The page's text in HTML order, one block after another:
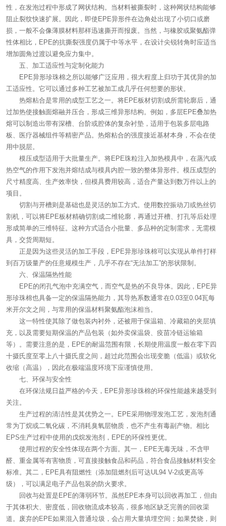
性，在发泡过程中形成了网状结构。当材料被撕裂时，这种网状结构能够
阻止裂纹快速扩展。因此，即使EPE异形件在边角处出现了小切口或磨
损，一般不会像薄膜材料那样迅速撕开而报废。当然，与橡胶或聚氨酯弹
性体相比，EPE的抗撕裂强度仍属于中等水平，在设计尖锐转角时应适当
增加圆角过渡以避免应力集中。
五、加工适应性与定制化能力
EPE异形珍珠棉之所以能够广泛应用，很大程度上归功于其优异的加
工适应性。它可以通过多种工艺被加工成几乎任何想要的形状。
热熔粘合是常用的成型工艺之一。将EPE板材切割成所需轮廓后，通
过加热使接触面熔融并压合，形成三维异形结构。例如，多层EPE叠加热
熔可以制造出带有深槽、台阶或腔体的复杂衬垫，适用于包装多层电路
板、医疗器械组件等精密产品。热熔粘合的强度接近基材本身，不会在使
用中脱层。
模压成型适用于大批量生产。将EPE珠粒注入加热模具中，在蒸汽或
热空气的作用下发泡并熔结成与模具内腔一致的整体异形件。模压成型的
尺寸精度高、生产效率快，但模具费用较高，适合产量达到数万件以上的
项目。
切割与开槽则是基础也是灵活的加工方式。使用数控振动刀或热丝切
割机，可以将EPE板材精确切割成二维轮廓，再通过开槽、打孔等后处理
形成简单的三维特征。这种方式适合小批量、多品种的定制需求，无需模
具，交货周期短。
正是因为这些灵活的加工手段，EPE异形珍珠棉可以实现从单件打样
到百万级量产的任意规模生产，几乎不存在“无法加工”的形状限制。
六、保温隔热性能
EPE的闭孔气泡中充满空气，而空气是热的不良导体。因此，EPE异
形珍珠棉也具备一定的保温隔热能力，其导热系数通常在0.03至0.04瓦每
米开尔文之间，与常用的保温材料聚氨酯泡沫相当。
这一特性使其除了做包装内衬外，还被用于保温箱、冷藏箱的夹层填
充，以及需要短期保温的产品包装（如外卖保温袋、疫苗冷链运输箱
等）。需要注意的是，EPE的耐温范围有限，长期使用温度一般在零下四
十摄氏度至零上八十摄氏度之间，超过此范围会出现变脆（低温）或软化
收缩（高温），因此在极端温度环境下应谨慎使用。
七、环保与安全性
在环保法规日益严格的今天，EPE异形珍珠棉的环保性能越来越受到
关注。
生产过程的清洁性是其优势之一。EPE采用物理发泡工艺，发泡剂通
常为丁烷或二氧化碳，不消耗臭氧层物质，也不产生有毒副产物。相比
EPS生产过程中使用的戊烷发泡剂，EPE的环保性更优。
使用过程的安全性体现在两个方面。其一，EPE无毒无味，不含甲
醛、重金属等有害物质，可直接接触食品和药品，符合食品接触材料安全
标准。其二，EPE具有阻燃性（添加阻燃剂后可达UL94 V-2或更高等
级），可以满足电子产品包装的防火要求。
回收与处置是EPE的薄弱环节。虽然EPE本身可以回收再加工，但由
于其体积大、密度低，回收物流成本较高，很多地区缺乏完善的回收渠
道。废弃的EPE如果混入普通垃圾，会占用大量填埋空间；如果焚烧，则